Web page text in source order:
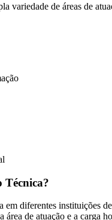
variedade de áreas de
Técnica?
em diferentes instituições
de atuação e a carga